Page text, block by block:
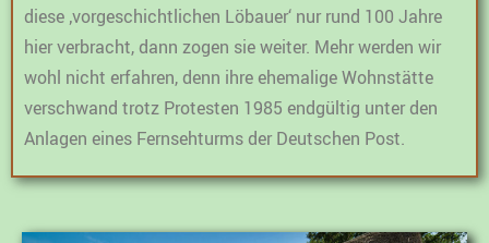
diese ‚vorgeschichtlichen Löbauer‘ nur rund 100 Jahre
hier verbracht, dann zogen sie weiter. Mehr werden wir
wohl nicht erfahren, denn ihre ehemalige Wohnstätte
verschwand trotz Protesten 1985 endgültig unter den
Anlagen eines Fernsehturms der Deutschen Post.